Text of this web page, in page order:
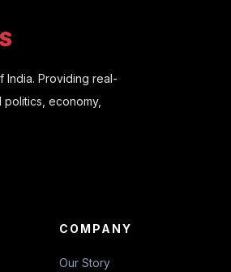
India. Providing real-
politics, economy,
COMPANY
Our Story